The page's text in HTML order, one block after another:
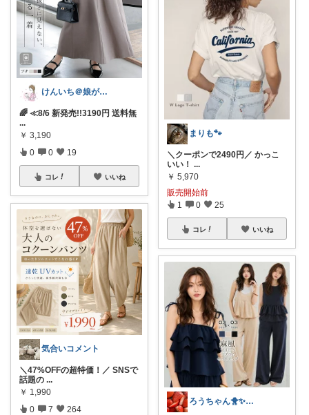
けんいち＠娘が喜んだマタニティ用品
🌈 ≪8/6 新発売!!3190円 送料無
...
￥ 3,190
0 0 19
コレ いいね
気合いコメント
＼47%OFFの超特価！／ SNSで
話題の ...
￥ 1,990
0 7 264
まりも🐾
＼クーポンで2490円／ かっこ
いい！ ...
￥ 5,970
販売開始前
1 0 25
コレ いいね
ろうちゃん🐥✨フォロワー様から購入💖